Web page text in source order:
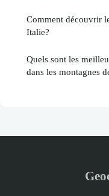
Comment découvrir
Italie?
Quels sont les
dans les montagnes